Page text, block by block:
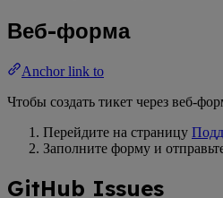
Веб-форма
Anchor link to
Чтобы создать тикет через веб-
Перейдите на страницу
Заполните форму и
GitHub Issues